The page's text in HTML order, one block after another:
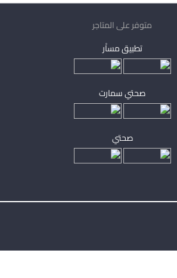
متوفر على المتاجر
تطبيق مساْر
صحتي سمارت
صحتي